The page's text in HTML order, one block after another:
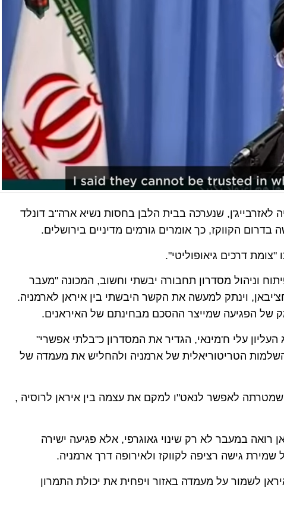
לאזרבייג'ן, שנערכה בבית הלבן בחסות נשיא ארה"ב דונלד
הקווקז, כך אומרים גורמים מדיניים בירושלים.
דרכים גיאופוליטי".
וניהול מסדרון תחבורה יבשתי וחשוב, המכונה "מעבר
וינתק למעשה את הקשר היבשתי בין איראן לארמניה.
של הפגיעה שמייצר ההסכם מבחינתם של האיראנים.
העליון עלי ח'מינאי, הגדיר את המסדרון כ"בלתי אפשרי"
הטריטוריאלית של ארמניה ולהחליש את מעמדה של
לאפשר לנאט"ו למקם את עצמה בין איראן לרוסיה ,
רואה במעבר לא רק שינוי גאוגרפי, אלא פגיעה ישירה
גישה רציפה לקווקז ולאירופה דרך ארמניה.
לשמור על מעמדה באזור ויפחית את יכולת התמרון